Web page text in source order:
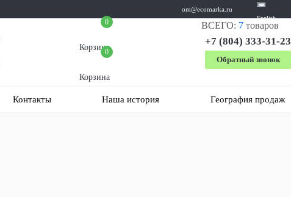
English
om@ecomarka.ru
0
Корзина
0
Корзина
+7 (804) 333-31-23
Обратный звонок
Контакты Наша история География продаж
ВСЕГО: 7 товаров